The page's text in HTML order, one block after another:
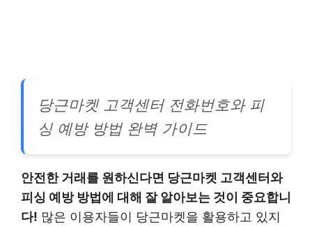
당근마켓 고객센터 전화번호와 피
싱 예방 방법 완벽 가이드
안전한 거래를 원하신다면 당근마켓 고객센터와
피싱 예방 방법에 대해 잘 알아보는 것이 중요합니
다! 많은 이용자들이 당근마켓을 활용하고 있지